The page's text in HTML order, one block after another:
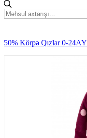
50% Körpə Qızlar 0-24AY